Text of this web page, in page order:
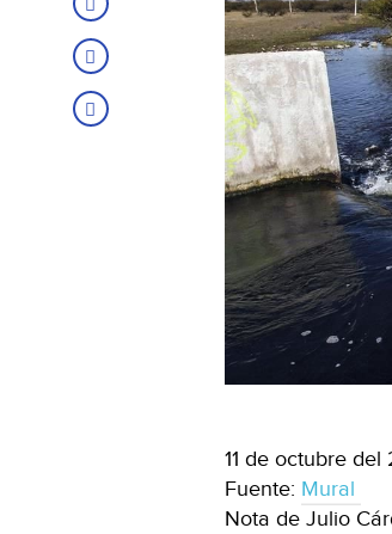
11 de octubre del
Fuente: Mural
Nota de Julio